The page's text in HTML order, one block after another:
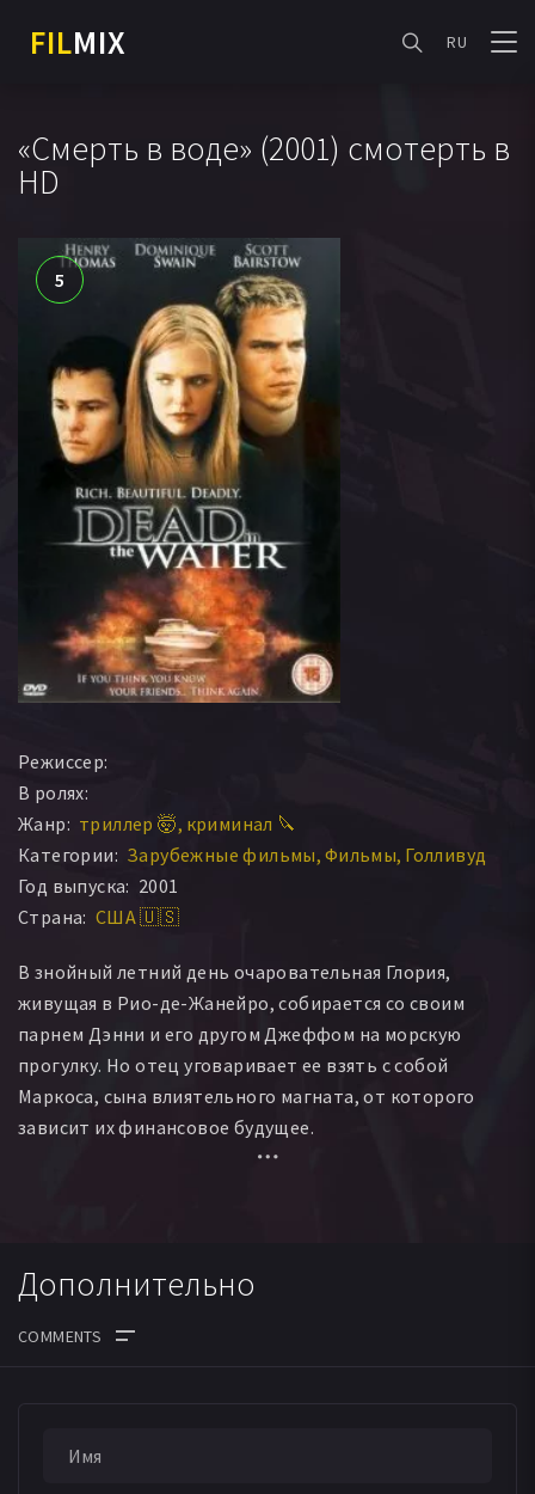
FILMIX RU
«Смерть в воде» (2001) смотерть в
HD
5
Режиссер:
В ролях:
Жанр: триллер 🤯 криминал 🔪
Категории: Зарубежные фильмы Фильмы Голливуд
Год выпуска: 2001
Страна: США 🇺🇸
В знойный летний день очаровательная Глория,
живущая в Рио-де-Жанейро, собирается со своим
парнем Дэнни и его другом Джеффом на морскую
прогулку. Но отец уговаривает ее взять с собой
Маркоса, сына влиятельного магната, от которого
зависит их финансовое будущее.
концов, взбешенный Дэнни толкает не умеющего
круг и уплывает, но затем возвращается, опасаясь
пытаются понять, что произошло, попутно стараясь
Дополнительно